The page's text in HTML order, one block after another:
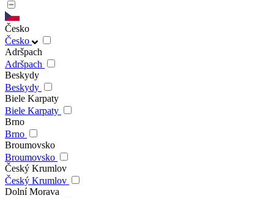
Česko
Česko
Adršpach
Adršpach
Beskydy
Beskydy
Biele Karpaty
Biele Karpaty
Brno
Brno
Broumovsko
Broumovsko
Český Krumlov
Český Krumlov
Dolní Morava